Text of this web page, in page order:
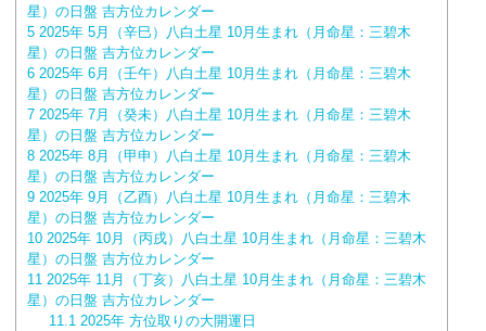
星）の日盤 吉方位カレンダー
5 2025年 5月（辛巳）八白土星 10月生まれ（月命星：三碧木
星）の日盤 吉方位カレンダー
6 2025年 6月（壬午）八白土星 10月生まれ（月命星：三碧木
星）の日盤 吉方位カレンダー
7 2025年 7月（癸未）八白土星 10月生まれ（月命星：三碧木
星）の日盤 吉方位カレンダー
8 2025年 8月（甲申）八白土星 10月生まれ（月命星：三碧木
星）の日盤 吉方位カレンダー
9 2025年 9月（乙酉）八白土星 10月生まれ（月命星：三碧木
星）の日盤 吉方位カレンダー
10 2025年 10月（丙戌）八白土星 10月生まれ（月命星：三碧木
星）の日盤 吉方位カレンダー
11 2025年 11月（丁亥）八白土星 10月生まれ（月命星：三碧木
星）の日盤 吉方位カレンダー
11.1 2025年 方位取りの大開運日